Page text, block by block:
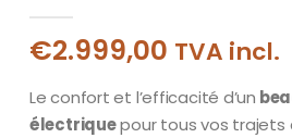
€2.999,00 TVA incl.
Le confort et l’efficacité d’un
électriquepour tous vos trajets